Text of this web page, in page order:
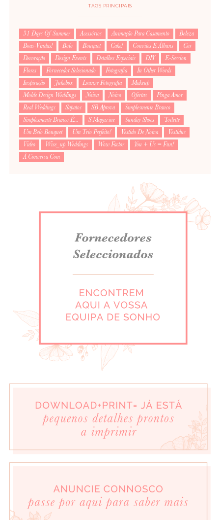
TAGS PRINCIPAIS
31 Days Of Summer Acessórios Animação Para Casamento
Beleza
Boas-Vindas!
Bolo Bouquet Cake! Convites E Álbuns
Cor
Decoração
Design Events Detalhes Especiais DIY
E-Session
Flores
Fornecedor Selecionado Fotografia
In Other Words
Inspiração
Jukebox Lounge Fotografia
Makeup
Molde Design Weddings
Noiva Noivo Ofertas
Pinga Amor
Real Weddings
Sapatos SB Aprova
Simplesmente Branco
Simplesmente Branco É...
S Magazine Sunday Shoes
Toilette
Um Belo Bouquet
Um Trio Perfeito! Vestido De Noiva
Vestidus
Video
Wise_up Weddings Wow Factor
You + Us = Fun!
À Conversa Com